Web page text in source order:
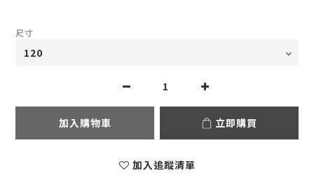
尺寸
加入購物車 立即購買
加入追蹤清單